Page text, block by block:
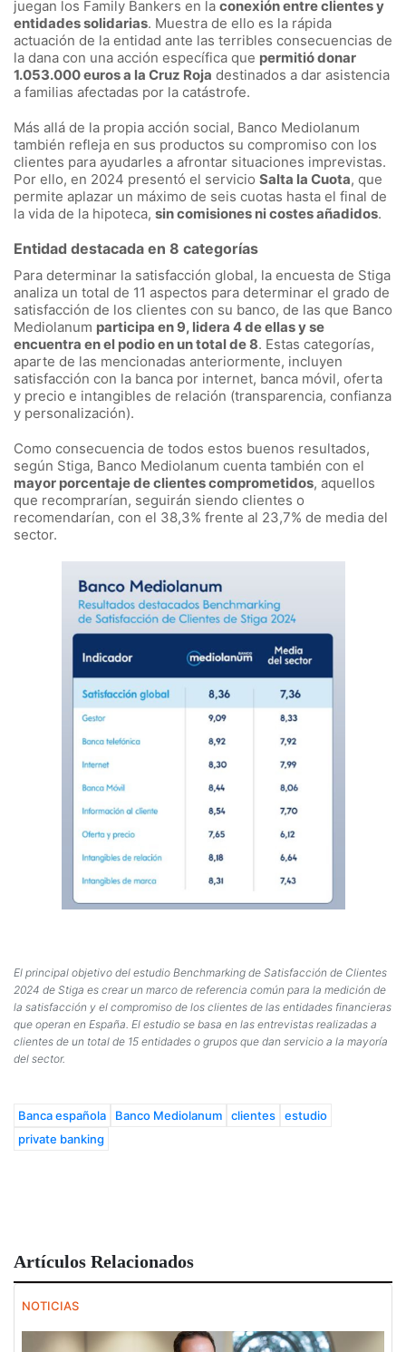
juegan los Family Bankers en la conexión entre clientes y
entidades solidarias. Muestra de ello es la rápida
actuación de la entidad ante las terribles consecuencias de
la dana con una acción específica que permitió donar
1.053.000 euros a la Cruz Roja destinados a dar asistencia
a familias afectadas por la catástrofe.
Más allá de la propia acción social, Banco Mediolanum
también refleja en sus productos su compromiso con los
clientes para ayudarles a afrontar situaciones imprevistas.
Por ello, en 2024 presentó el servicio Salta la Cuota, que
permite aplazar un máximo de seis cuotas hasta el final de
la vida de la hipoteca, sin comisiones ni costes añadidos.
Entidad destacada en 8 categorías
Para determinar la satisfacción global, la encuesta de Stiga
analiza un total de 11 aspectos para determinar el grado de
satisfacción de los clientes con su banco, de las que Banco
Mediolanum participa en 9, lidera 4 de ellas y se
encuentra en el podio en un total de 8. Estas categorías,
aparte de las mencionadas anteriormente, incluyen
satisfacción con la banca por internet, banca móvil, oferta
y precio e intangibles de relación (transparencia, confianza
y personalización).
Como consecuencia de todos estos buenos resultados,
según Stiga, Banco Mediolanum cuenta también con el
mayor porcentaje de clientes comprometidos, aquellos
que recomprarían, seguirán siendo clientes o
recomendarían, con el 38,3% frente al 23,7% de media del
sector.
El principal objetivo del estudio Benchmarking de Satisfacción de Clientes
2024 de Stiga es crear un marco de referencia común para la medición de
la satisfacción y el compromiso de los clientes de las entidades financieras
que operan en España. El estudio se basa en las entrevistas realizadas a
clientes de un total de 15 entidades o grupos que dan servicio a la mayoría
del sector.
Banca española Banco Mediolanum clientes
estudio
private banking
Artículos Relacionados
NOTICIAS